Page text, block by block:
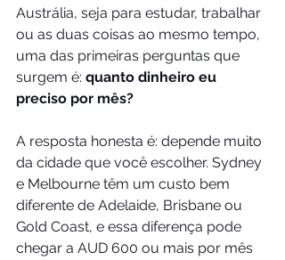
Austrália, seja para estudar, trabalhar
ou as duas coisas ao mesmo tempo,
uma das primeiras perguntas que
surgem é: quanto dinheiro eu
preciso por mês?
A resposta honesta é: depende muito
da cidade que você escolher. Sydney
e Melbourne têm um custo bem
diferente de Adelaide, Brisbane ou
Gold Coast, e essa diferença pode
chegar a AUD 600 ou mais por mês